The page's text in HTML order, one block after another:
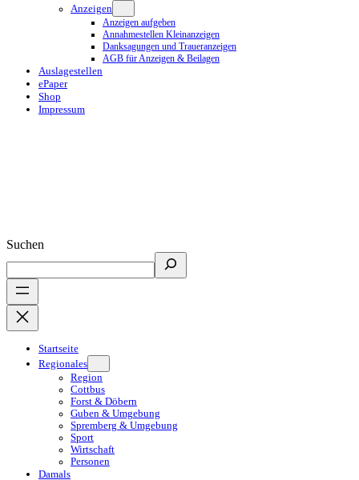
Anzeigen
Anzeigen aufgeben
Annahmestellen Kleinanzeigen
Danksagungen und Traueranzeigen
AGB für Anzeigen & Beilagen
Auslagestellen
ePaper
Shop
Impressum
Suchen
Startseite
Regionales
Region
Cottbus
Forst & Döbern
Guben & Umgebung
Spremberg & Umgebung
Sport
Wirtschaft
Personen
Damals